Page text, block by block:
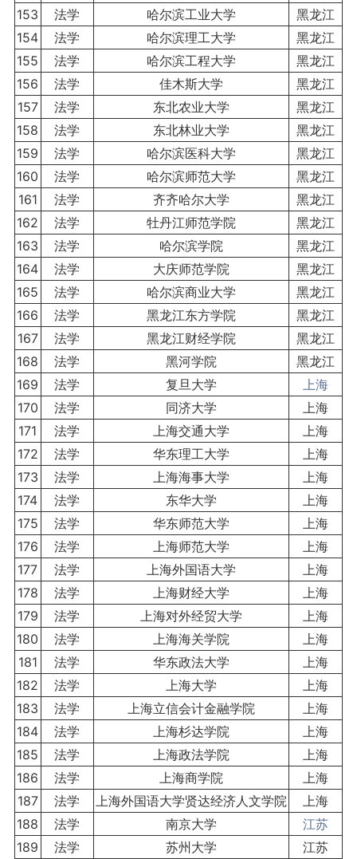
153
法学 哈尔滨工业大学
黑龙江
154
法学 哈尔滨理工大学
黑龙江
155
法学 哈尔滨工程大学
黑龙江
156
法学 佳木斯大学
黑龙江
157
法学 东北农业大学
黑龙江
158
法学 东北林业大学
黑龙江
159
法学 哈尔滨医科大学
黑龙江
160
法学 哈尔滨师范大学
黑龙江
161
法学 齐齐哈尔大学
黑龙江
162
法学 牡丹江师范学院
黑龙江
163
法学 哈尔滨学院
黑龙江
164
法学 大庆师范学院
黑龙江
165
法学 哈尔滨商业大学
黑龙江
166
法学 黑龙江东方学院
黑龙江
167
法学 黑龙江财经学院
黑龙江
168
法学 黑河学院
黑龙江
169
法学 复旦大学
上海
170
法学 同济大学
上海
171
法学 上海交通大学
上海
172
法学 华东理工大学
上海
173
法学 上海海事大学
上海
174
法学 东华大学
上海
175
法学 华东师范大学
上海
176
法学 上海师范大学
上海
177
法学 上海外国语大学
上海
178
法学 上海财经大学
上海
179
法学 上海对外经贸大学
上海
180
法学 上海海关学院
上海
181
法学 华东政法大学
上海
182
法学 上海大学
上海
183
法学 上海立信会计金融学院
上海
184
法学 上海杉达学院
上海
185
法学 上海政法学院
上海
186
法学 上海商学院
上海
187
法学 上海外国语大学贤达经济人文学院
上海
188
法学 南京大学
江苏
189
法学 苏州大学 江苏